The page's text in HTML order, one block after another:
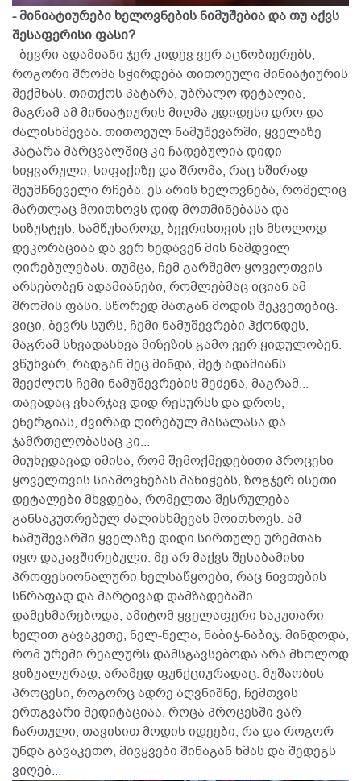
- მინიატიურები ხელოვნების ნიმუშებია და თუ აქვს
შესაფერისი ფასი?
- ბევრი ადამიანი ჯერ კიდევ ვერ აცნობიერებს,
როგორი შრომა სჭირდება თითოეული მინიატიურის
შექმნას. თითქოს პატარა, უბრალო დეტალია,
მაგრამ ამ მინიატიურის მიღმა უდიდესი დრო და
ძალისხმევაა. თითოეულ ნამუშევარში, ყველაზე
პატარა მარცვალშიც კი ჩადებულია დიდი
სიყვარული, სიფაქიზე და შრომა, რაც ხშირად
შეუმჩნეველი რჩება. ეს არის ხელოვნება, რომელიც
მართლაც მოითხოვს დიდ მოთმინებასა და
სიზუსტეს. სამწუხაროდ, ბევრისთვის ეს მხოლოდ
დეკორაციაა და ვერ ხედავენ მის ნამდვილ
ღირებულებას. თუმცა, ჩემ გარშემო ყოველთვის
არსებობენ ადამიანები, რომლებმაც იციან ამ
შრომის ფასი. სწორედ მათგან მოდის შეკვეთებიც.
ვიცი, ბევრს სურს, ჩემი ნამუშევრები ჰქონდეს,
მაგრამ სხვადასხვა მიზეზის გამო ვერ ყიდულობენ.
ვწუხვარ, რადგან მეც მინდა, მეტ ადამიანს
შეეძლოს ჩემი ნამუშევრების შეძენა, მაგრამ...
თავადაც ვხარჯავ დიდ რესურსს და დროს,
ენერგიას, ძვირად ღირებულ მასალასა და
ჯამრთელობასაც კი...
მიუხედავად იმისა, რომ შემოქმედებითი პროცესი
ყოველთვის სიამოვნებას მანიჭებს, ზოგჯერ ისეთი
დეტალები მხვდება, რომელთა შესრულება
განსაკუთრებულ ძალისხმევას მოითხოვს. ამ
ნამუშევარში ყველაზე დიდი სირთულე ურემთან
იყო დაკავშირებული. მე არ მაქვს შესაბამისი
პროფესიონალური ხელსაწყოები, რაც ნივთების
სწრაფად და მარტივად დამზადებაში
დამეხმარებოდა, ამიტომ ყველაფერი საკუთარი
ხელით გავაკეთე, ნელ-ნელა, ნაბიჯ-ნაბიჯ. მინდოდა,
რომ ურემი რეალურს დამსგავსებოდა არა მხოლოდ
ვიზუალურად, არამედ ფუნქციურადაც. მუშაობის
პროცესი, როგორც ადრე აღვნიშნე, ჩემთვის
ერთგვარი მედიტაციაა. როცა პროცესში ვარ
ჩართული, თავისით მოდის იდეები, რა და როგორ
უნდა გავაკეთო, მივყვები შინაგან ხმას და შედეგს
ვიღებ...